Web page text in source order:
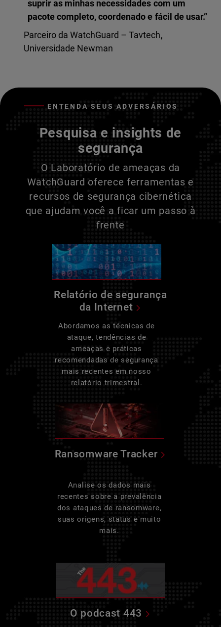
suprir as minhas necessidades com um
pacote completo, coordenado e fácil de usar.”
Parceiro da WatchGuard – Tavtech,
Universidade Newman
ENTENDA SEUS ADVERSÁRIOS
Pesquisa e insights de
segurança
O Laboratório de ameaças da
WatchGuard oferece ferramentas e
recursos de segurança cibernética
que ajudam você a ficar um passo à
frente
Relatório de segurança
da Internet
Abordamos as técnicas de
ataque, tendências de
ameaças e práticas
recomendadas de segurança
mais recentes em nosso
relatório trimestral.
Ransomware Tracker
Analise os dados mais
recentes sobre a prevalência
dos ataques de ransomware,
suas origens, status e muito
mais.
O podcast 443